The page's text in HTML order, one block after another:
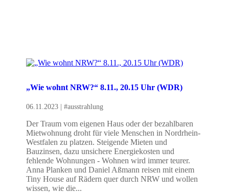
„Wie wohnt NRW?“ 8.11., 20.15 Uhr (WDR)
06.11.2023 |#ausstrahlung
Der Traum vom eigenen Haus oder der bezahlbaren
Mietwohnung droht für viele Menschen in Nordrhein-
Westfalen zu platzen. Steigende Mieten und
Bauzinsen, dazu unsichere Energiekosten und
fehlende Wohnungen - Wohnen wird immer teurer.
Anna Planken und Daniel Aßmann reisen mit einem
Tiny House auf Rädern quer durch NRW und wollen
wissen, wie die...